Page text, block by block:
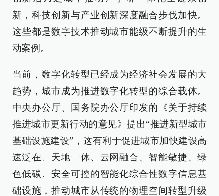
新，科技创新与产业创新深度融合步伐加快。
这些都是数字技术推动城市能级不断提升的生
动案例。
当前，数字化转型已经成为经济社会发展的大
趋势，城市成为推进数字化转型的综合载体。
中央办公厅、国务院办公厅印发的《关于持续
推进城市更新行动的意见》提出“推进新型城市
基础设施建设”，这有利于促进城市加快建设高
速泛在、天地一体、云网融合、智能敏捷、绿
色低碳、安全可控的智能化综合性数字信息基
础设施，推动城市从传统的物理空间转型升级